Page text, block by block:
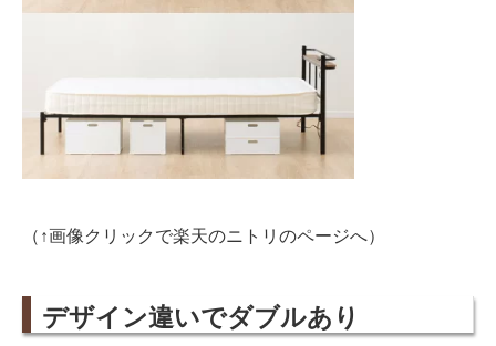
（↑画像クリックで楽天のニトリのページへ）
デザイン違いでダブルあり